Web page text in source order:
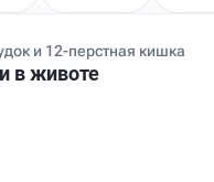
и 12-перстная кишка
в животе